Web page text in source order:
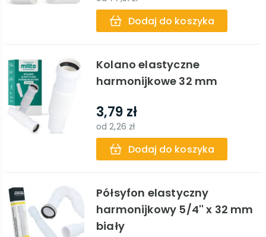
Dodaj do koszyka
Kolano elastyczne
harmonijkowe 32 mm
3,79 zł
od2,26 zł
Dodaj do koszyka
Półsyfon elastyczny
harmonijkowy 5/4'' x 32 mm
biały